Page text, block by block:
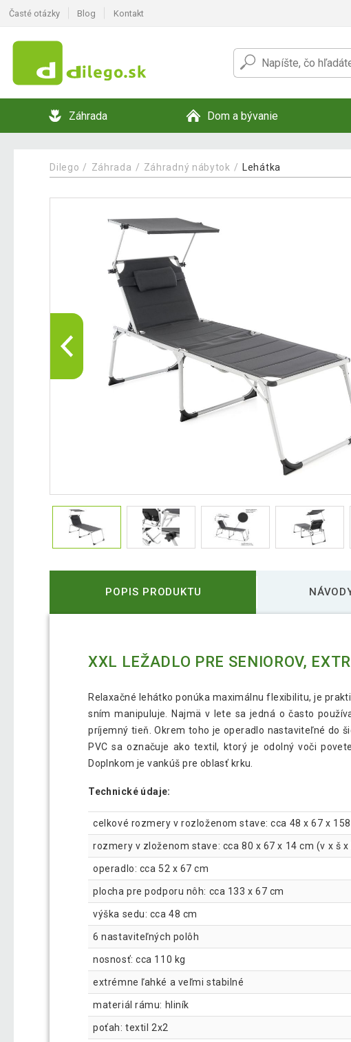
Časté otázky Blog Kontakt
Záhrada Dom a bývanie
Dilego Záhrada Záhradný nábytok Lehátka
POPIS PRODUKTU
XXL LEŽADLO PRE SENIOROV,
Relaxačné lehátko ponúka maximálnu flexibilitu, je
sním manipuluje. Najmä v lete sa jedná o často
príjemný tieň. Okrem toho je operadlo nastaviteľné do
PVC sa označuje ako textil, ktorý je odolný voči
Doplnkom je vankúš pre oblasť krku.
Technické údaje:
celkové rozmery v rozloženom stave: cca 48 x 67 x
rozmery v zloženom stave: cca 80 x 67 x 14 cm (v x š x
operadlo: cca 52 x 67 cm
plocha pre podporu nôh: cca 133 x 67 cm
výška sedu: cca 48 cm
6 nastaviteľných polôh
nosnosť: cca 110 kg
extrémne ľahké a veľmi stabilné
materiál rámu: hliník
poťah: textil 2x2